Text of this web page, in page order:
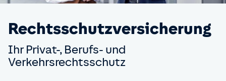
Rechts­schutz­versicherung
Ihr Privat-, Berufs- und
Verkehrsrechtsschutz